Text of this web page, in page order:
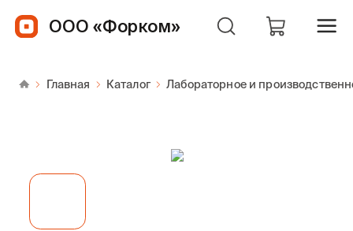
ООО «Форком»
Главная Каталог Лабораторное и